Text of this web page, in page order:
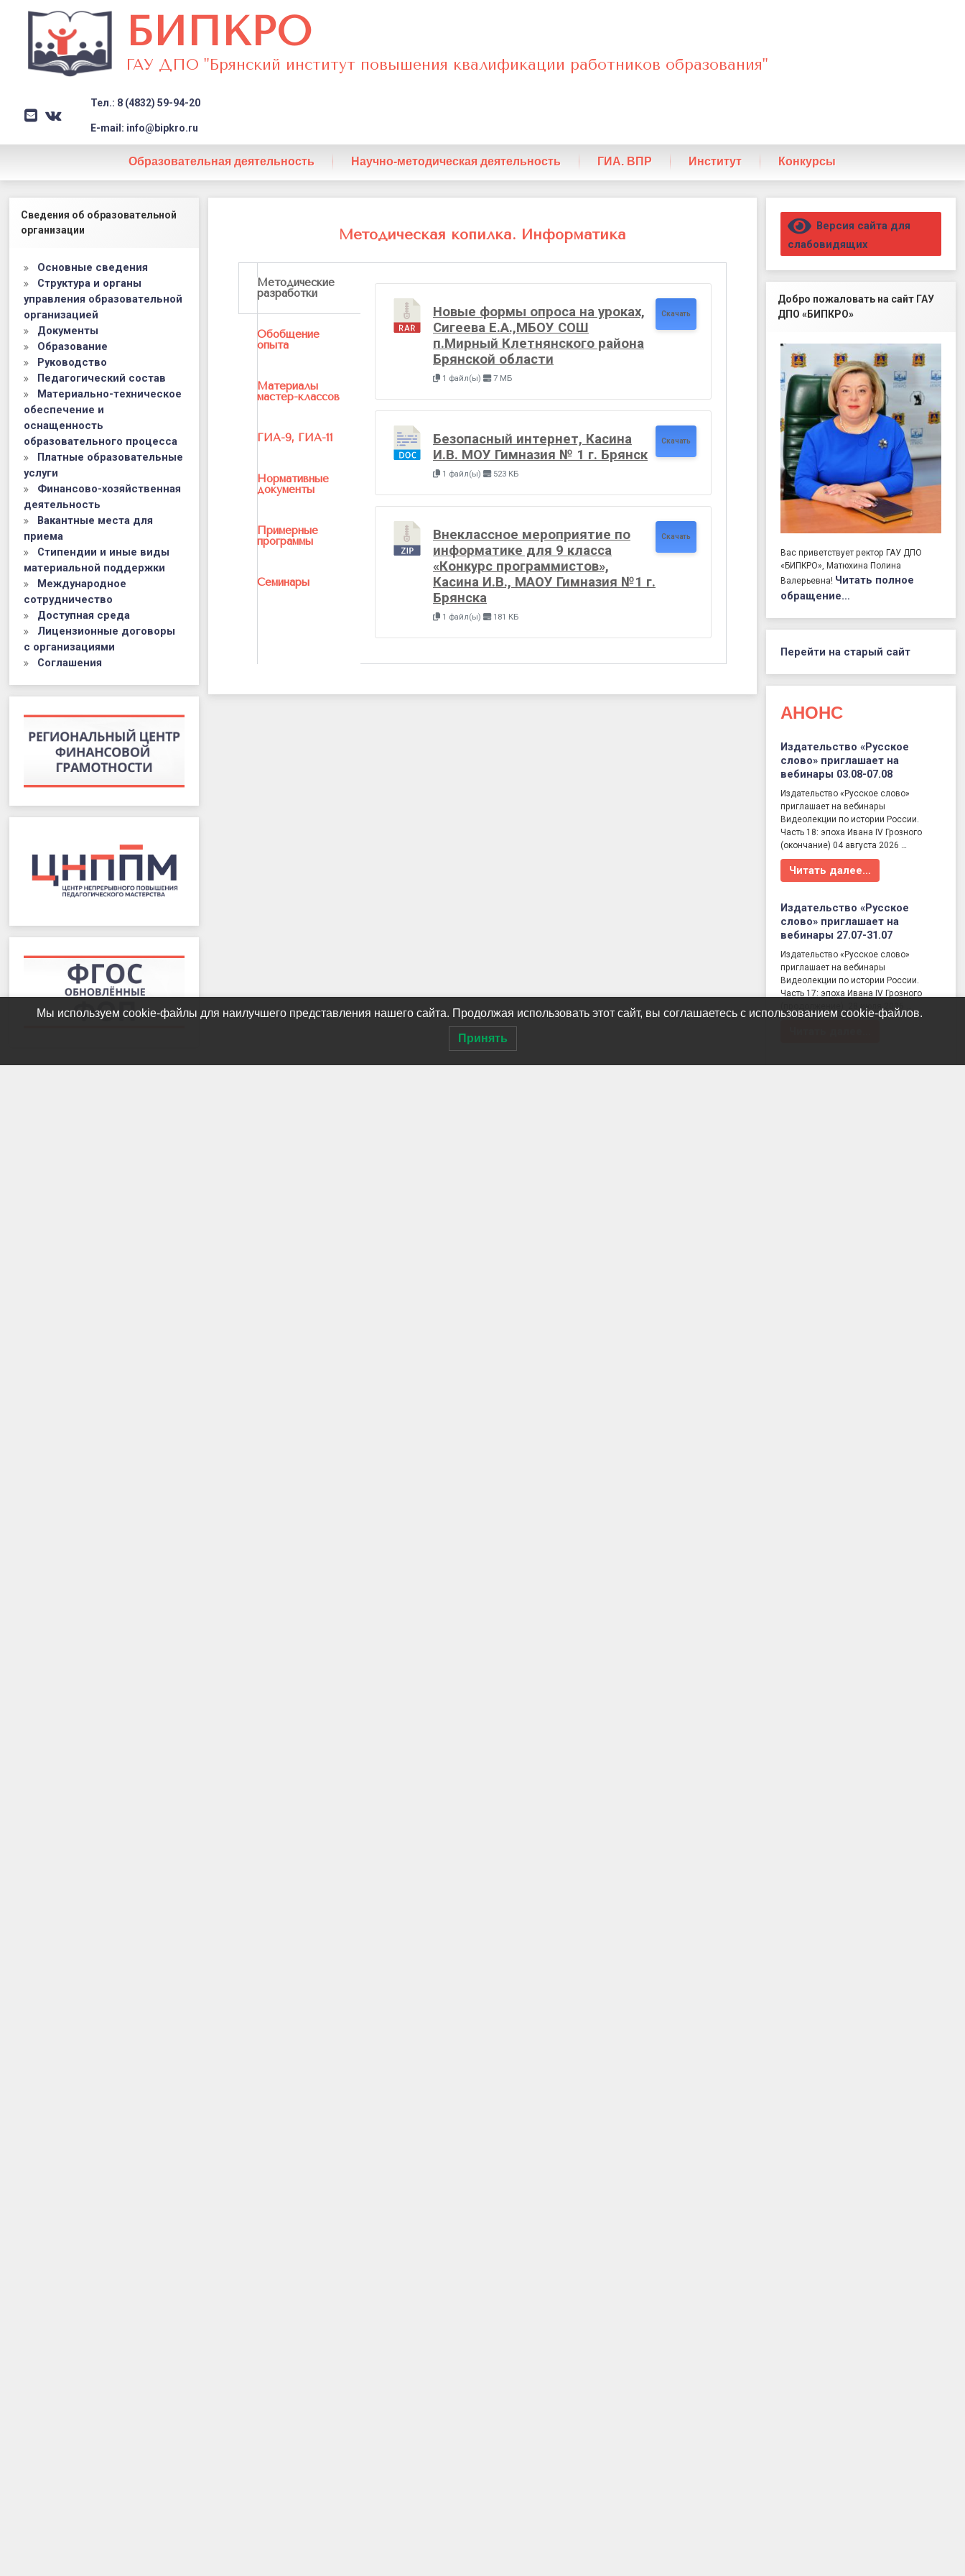
БИПКРО
ГАУ ДПО "Брянский институт повышения квалификации работников образования"
E-mail
VK Заголовок сайта → второстепенный
Тел.: 8 (4832) 59-94-20
E-mail: info@bipkro.ru
Образовательная деятельность Научно-методическая деятельность ГИА. ВПР Институт Конкурсы
Информатика
Методическая копилка. Информатика
Методические
разработки
Обобщение
опыта
Материалы
мастер-классов
ГИА-9, ГИА-11
Нормативные
документы
Примерные
программы
Семинары
Новые формы опроса на уроках,
Сигеева Е.А.,МБОУ СОШ
п.Мирный Клетнянского района
Брянской области
1 файл(ы) 7 МБ
Скачать
Безопасный интернет, Касина
И.В. МОУ Гимназия № 1 г. Брянск
1 файл(ы) 523 КБ
Скачать
Внеклассное мероприятие по
информатике для 9 класса
«Конкурс программистов»,
Касина И.В., МАОУ Гимназия №1 г.
Брянска
1 файл(ы) 181 КБ
Скачать
Левый сайдбар
Сведения об образовательной
организации
Основные сведения
Структура и органы
управления образовательной
организацией
Документы
Образование
Руководство
Педагогический состав
Материально-техническое
обеспечение и
оснащенность
образовательного процесса
Платные образовательные
услуги
Финансово-хозяйственная
деятельность
Вакантные места для
приема
Стипендии и иные виды
материальной поддержки
Международное
сотрудничество
Доступная среда
Лицензионные договоры
с организациями
Соглашения
Правый сайдбар
Версия сайта для
слабовидящих
Добро пожаловать на сайт ГАУ
ДПО «БИПКРО»
Вас приветствует ректор ГАУ ДПО
«БИПКРО», Матюхина Полина
Валерьевна! Читать полное
обращение…
Перейти на старый сайт
АНОНС
Издательство «Русское
слово» приглашает на
вебинары 03.08-07.08
Издательство «Русское слово»
приглашает на вебинары
Видеолекции по истории России.
Часть 18: эпоха Ивана IV Грозного
(окончание) 04 августа 2026 …
Читать далее…
Издательство «Русское
слово» приглашает на
вебинары 27.07-31.07
Издательство «Русское слово»
приглашает на вебинары
Видеолекции по истории России.
Часть 17: эпоха Ивана IV Грозного
(продолжение) 28 июля 2026 …
Мы используем cookie-файлы для наилучшего представления нашего сайта. Продолжая использовать этот сайт, вы соглашаетесь с использованием cookie-файлов.
Принять